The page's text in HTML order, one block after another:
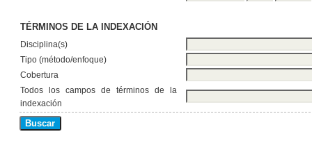
TÉRMINOS DE LA INDEXACIÓN
Disciplina(s)
Tipo (método/enfoque)
Cobertura
Todos los campos de términos de la
indexación